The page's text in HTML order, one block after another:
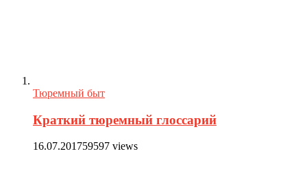
Тюремный быт
Краткий тюремный глоссарий
16.07.201759597 views